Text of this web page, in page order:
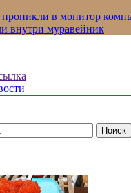
в монитор
внутри муравейник